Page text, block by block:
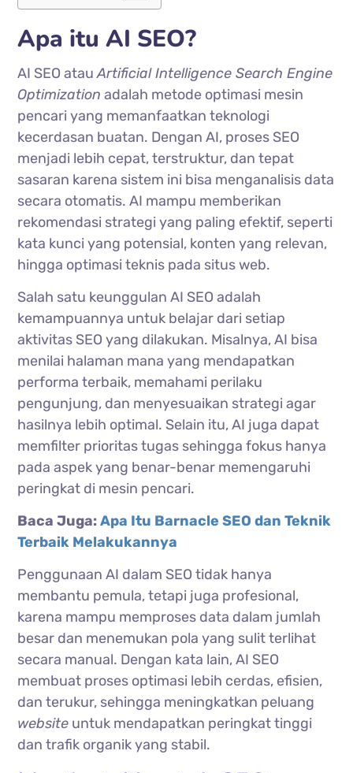
Apa itu AI SEO?
AI SEO atauArtificial Intelligence Search Engine
Optimization adalah metode optimasi mesin
pencari yang memanfaatkan teknologi
kecerdasan buatan. Dengan AI, proses SEO
menjadi lebih cepat, terstruktur, dan tepat
sasaran karena sistem ini bisa menganalisis data
secara otomatis. AI mampu memberikan
rekomendasi strategi yang paling efektif, seperti
kata kunci yang potensial, konten yang relevan,
hingga optimasi teknis pada situs web.
Salah satu keunggulan AI SEO adalah
kemampuannya untuk belajar dari setiap
aktivitas SEO yang dilakukan. Misalnya, AI bisa
menilai halaman mana yang mendapatkan
performa terbaik, memahami perilaku
pengunjung, dan menyesuaikan strategi agar
hasilnya lebih optimal. Selain itu, AI juga dapat
memfilter prioritas tugas sehingga fokus hanya
pada aspek yang benar-benar memengaruhi
peringkat di mesin pencari.
Baca Juga:Apa Itu Barnacle SEO dan Teknik
Terbaik Melakukannya
Penggunaan AI dalam SEO tidak hanya
membantu pemula, tetapi juga profesional,
karena mampu memproses data dalam jumlah
besar dan menemukan pola yang sulit terlihat
secara manual. Dengan kata lain, AI SEO
membuat proses optimasi lebih cerdas, efisien,
dan terukur, sehingga meningkatkan peluang
website untuk mendapatkan peringkat tinggi
dan trafik organik yang stabil.